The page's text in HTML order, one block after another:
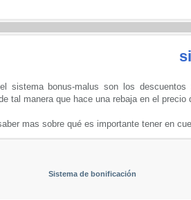
sistema bonus-malus son los
tal manera que hace una rebaja en el
mas sobre qué es importante tener en
Sistema de bonificación